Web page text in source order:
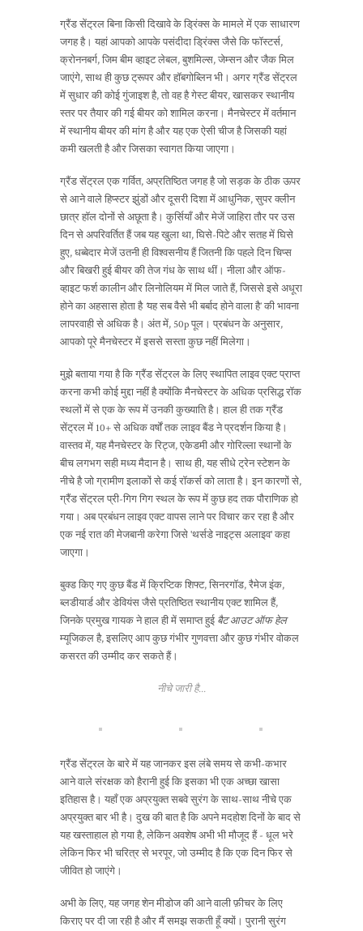
ग्रैंड सेंट्रल बिना किसी दिखावे के ड्रिंक्स के मामले में एक साधारण
जगह है। यहां आपको आपके पसंदीदा ड्रिंक्स जैसे कि फॉस्टर्स,
क्रोननबर्ग, जिम बीम व्हाइट लेबल, बुशमिल्स, जेम्सन और जैक मिल
जाएंगे, साथ ही कुछ ट्रूपर और हॉबगोब्लिन भी। अगर ग्रैंड सेंट्रल
में सुधार की कोई गुंजाइश है, तो वह है गेस्ट बीयर, खासकर स्थानीय
स्तर पर तैयार की गई बीयर को शामिल करना। मैनचेस्टर में वर्तमान
में स्थानीय बीयर की मांग है और यह एक ऐसी चीज है जिसकी यहां
कमी खलती है और जिसका स्वागत किया जाएगा।
ग्रैंड सेंट्रल एक गर्वित, अप्रतिष्ठित जगह है जो सड़क के ठीक ऊपर
से आने वाले हिप्स्टर झुंडों और दूसरी दिशा में आधुनिक, सुपर क्लीन
छात्र हॉल दोनों से अछूता है। कुर्सियाँ और मेजें जाहिरा तौर पर उस
दिन से अपरिवर्तित हैं जब यह खुला था, घिसे-पिटे और सतह में घिसे
हुए, धब्बेदार मेजें उतनी ही विश्वसनीय हैं जितनी कि पहले दिन चिप्स
और बिखरी हुई बीयर की तेज गंध के साथ थीं। नीला और ऑफ-
व्हाइट फर्श कालीन और लिनोलियम में मिल जाते हैं, जिससे इसे अधूरा
होने का अहसास होता है यह सब वैसे भी बर्बाद होने वाला है’ की भावना
लापरवाही से अधिक है। अंत में, 50p पूल। प्रबंधन के अनुसार,
आपको पूरे मैनचेस्टर में इससे सस्ता कुछ नहीं मिलेगा।
मुझे बताया गया है कि ग्रैंड सेंट्रल के लिए स्थापित लाइव एक्ट प्राप्त
करना कभी कोई मुद्दा नहीं है क्योंकि मैनचेस्टर के अधिक प्रसिद्ध रॉक
स्थलों में से एक के रूप में उनकी कुख्याति है। हाल ही तक ग्रैंड
सेंट्रल में 10+ से अधिक वर्षों तक लाइव बैंड ने प्रदर्शन किया है।
वास्तव में, यह मैनचेस्टर के रिट्ज, एकेडमी और गोरिल्ला स्थानों के
बीच लगभग सही मध्य मैदान है। साथ ही, यह सीधे ट्रेन स्टेशन के
नीचे है जो ग्रामीण इलाकों से कई रॉकर्स को लाता है। इन कारणों से,
ग्रैंड सेंट्रल प्री-गिग गिग स्थल के रूप में कुछ हद तक पौराणिक हो
गया। अब प्रबंधन लाइव एक्ट वापस लाने पर विचार कर रहा है और
एक नई रात की मेजबानी करेगा जिसे 'थर्सडे नाइट्स अलाइव' कहा
जाएगा।
बुक्ड किए गए कुछ बैंड में क्रिप्टिक शिफ्ट, सिनरगॉड, रैमेज इंक,
ब्लडीयार्ड और डेवियंस जैसे प्रतिष्ठित स्थानीय एक्ट शामिल हैं,
जिनके प्रमुख गायक ने हाल ही में समाप्त हुईबैट आउट ऑफ हेल
म्यूजिकल है, इसलिए आप कुछ गंभीर गुणवत्ता और कुछ गंभीर वोकल
कसरत की उम्मीद कर सकते हैं।
नीचे जारी है...
ग्रैंड सेंट्रल के बारे में यह जानकर इस लंबे समय से कभी-कभार
आने वाले संरक्षक को हैरानी हुई कि इसका भी एक अच्छा खासा
इतिहास है। यहाँ एक अप्रयुक्त सबवे सुरंग के साथ-साथ नीचे एक
अप्रयुक्त बार भी है। दुख की बात है कि अपने मदहोश दिनों के बाद से
यह खस्ताहाल हो गया है, लेकिन अवशेष अभी भी मौजूद हैं - धूल भरे
लेकिन फिर भी चरित्र से भरपूर, जो उम्मीद है कि एक दिन फिर से
जीवित हो जाएंगे।
अभी के लिए, यह जगह शेन मीडोज की आने वाली फ़ीचर के लिए
किराए पर दी जा रही है और मैं समझ सकती हूँ क्यों। पुरानी सुरंग